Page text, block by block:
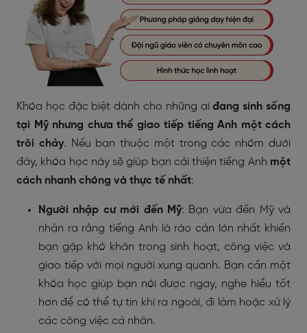
Khóa học đặc biệt dành cho những aiđang sinh sống
tại Mỹ nhưng chưa thể giao tiếp tiếng Anh một cách
trôi chảy. Nếu bạn thuộc một trong các nhóm dưới
đây, khóa học này sẽ giúp bạn cải thiện tiếng Anh một
cách nhanh chóng và thực tế nhất:
Người nhập cư mới đến Mỹ: Bạn vừa đến Mỹ và
nhận ra rằng tiếng Anh là rào cản lớn nhất khiến
bạn gặp khó khăn trong sinh hoạt, công việc và
giao tiếp với mọi người xung quanh. Bạn cần một
khóa học giúp bạn nói được ngay, nghe hiểu tốt
hơn để có thể tự tin khi ra ngoài, đi làm hoặc xử lý
các công việc cá nhân.